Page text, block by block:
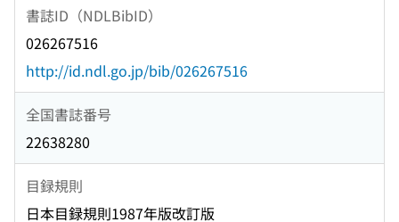
書誌ID（NDLBibID）
026267516
http://id.ndl.go.jp/bib/026267516
全国書誌番号
22638280
目録規則
日本目録規則1987年版改訂版